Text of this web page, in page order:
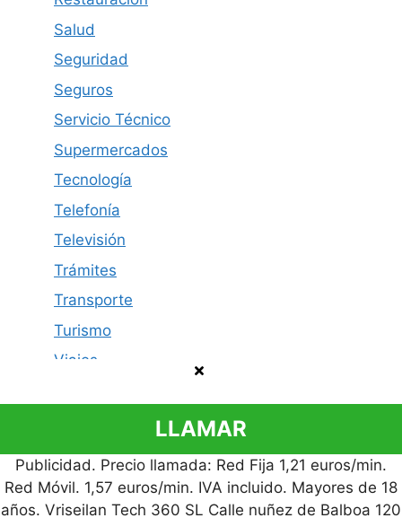
Salud
Seguridad
Seguros
Servicio Técnico
Supermercados
Tecnología
Telefonía
Televisión
Trámites
Transporte
Turismo
Viajes
Política de privacidad Contacto
Aviso legal
© 2026 Cómo Contactar
LLAMAR
Publicidad. Precio llamada: Red Fija 1,21 euros/min.
Red Móvil. 1,57 euros/min. IVA incluido. Mayores de 18
años. Vriseilan Tech 360 SL Calle nuñez de Balboa 120